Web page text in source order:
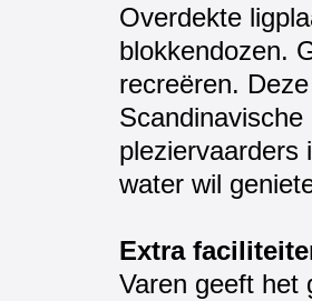
Overdekte
blokkendozen.
recreëren.
pleziervaarders
water wil
Extra
Varen geeft het